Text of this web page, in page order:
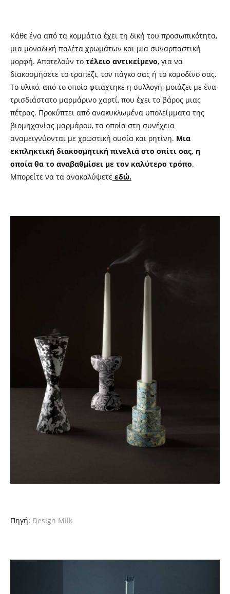
Κάθε ένα από τα κομμάτια έχει τη δική του προσωπικότητα,
μια μοναδική παλέτα χρωμάτων και μια συναρπαστική
μορφή. Αποτελούν το τέλειο αντικείμενο, για να
διακοσμήσετε το τραπέζι, τον πάγκο σας ή το κομοδίνο σας.
Το υλικό, από το οποίο φτιάχτηκε η συλλογή, μοιάζει με ένα
τρισδιάστατο μαρμάρινο χαρτί, που έχει το βάρος μιας
πέτρας. Προκύπτει από ανακυκλωμένα υπολείμματα της
βιομηχανίας μαρμάρου, τα οποία στη συνέχεια
αναμειγνύονται με χρωστική ουσία και ρητίνη. Μια
εκπληκτική διακοσμητική πινελιά στο σπίτι σας, η
οποία θα το αναβαθμίσει με τον καλύτερο τρόπο.
Μπορείτε να τα ανακαλύψετε εδώ.
Πηγή: Design Milk